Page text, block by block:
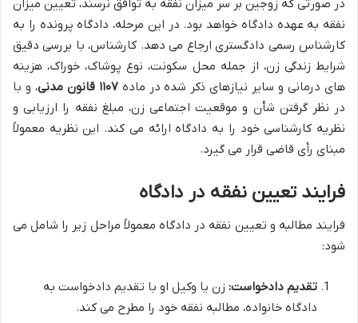
در صورتی که زوجین بر سر میزان نفقه به توافق نرسند، تعیین میزان
نفقه به عهده دادگاه خواهد بود. در این مرحله، دادگاه پرونده را به
کارشناس رسمی دادگستری ارجاع می دهد. کارشناس، با بررسی دقیق
شرایط زندگی زن، از جمله محل سکونت، نوع پوشاک، خوراک، هزینه
های درمانی و سایر نیازهای ذکر شده در ماده۱۱۰۷ قانون مدنی
، و با
در نظر گرفتن شأن و موقعیت اجتماعی زن، مبلغ نفقه را ارزیابی و
نظریه کارشناسی خود را به دادگاه ارائه می کند. این نظریه معمولاً
مبنای رأی قاضی قرار می گیرد.
فرایند تعیین نفقه در دادگاه
فرایند مطالبه و تعیین نفقه در دادگاه معمولاً مراحل زیر را شامل می
شود:
تقدیم دادخواست: زن یا وکیل او با تقدیم دادخواست به
دادگاه خانواده، مطالبه نفقه خود را مطرح می کند.